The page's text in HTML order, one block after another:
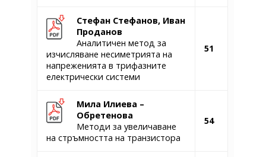
Стефан Стефанов, Иван
Проданов
Аналитичен метод за
изчисляване несиметрията на
напреженията в трифазните
електрически системи
51
Мила Илиева –
Обретенова
Методи за увеличаване
на стръмността на транзистора
54